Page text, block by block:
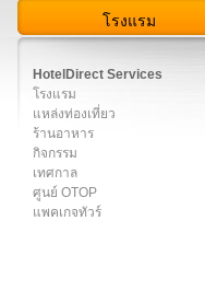
โรงแรม
HotelDirect Services
โรงแรม
แหล่งท่องเที่ยว
ร้านอาหาร
กิจกรรม
เทศกาล
ศูนย์ OTOP
แพคเกจทัวร์